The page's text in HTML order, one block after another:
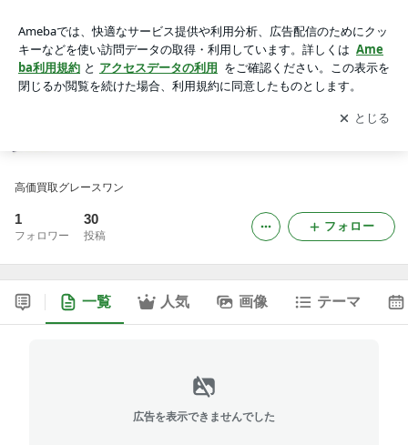
アプリをダウンロードして ブログの更新通知
を受け取りまし
ょう。
開く
高価買取グレースワン
1
フォロワー
30
投稿
フォロー
一覧 人気 画像 テーマ
広告を表示できませんでした